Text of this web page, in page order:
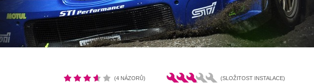
(4 NÁZORŮ) (SLOŽITOST INSTALACE)